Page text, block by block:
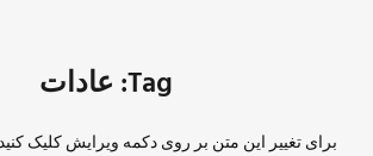
Tag: عادات
برای تغییر این متن بر روی دکمه ویرایش کلیک